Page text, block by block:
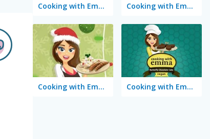
Cooking with Emma: French Apple Pie Vegan Cooking with Emma: Chocolate Biscuits
Cooking with Emma: Potato Salad Vegan Cooking with Emma: Butterfly Chocolate Cake Vegan